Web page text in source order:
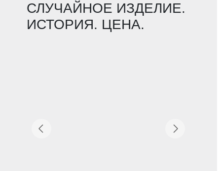
СЛУЧАЙНОЕ ИЗДЕЛИЕ.
ИСТОРИЯ. ЦЕНА.